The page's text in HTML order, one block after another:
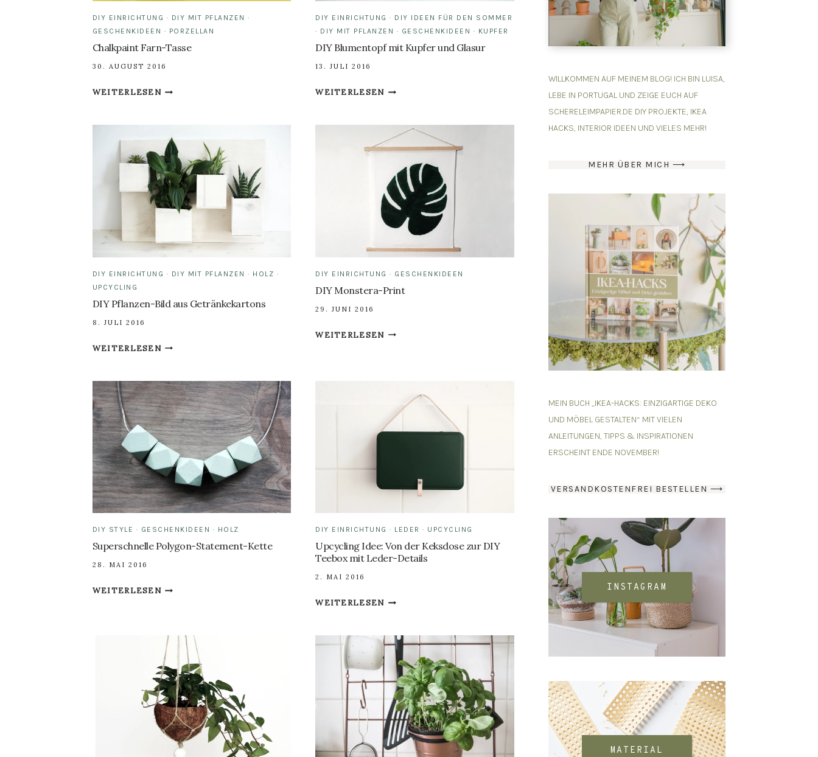
DIY EINRICHTUNG · DIY MIT PFLANZEN ·
GESCHENKIDEEN · PORZELLAN
Chalkpaint Farn-Tasse
30. AUGUST 2016
WEITERLESENCHALKPAINT
DIY EINRICHTUNG · DIY IDEEN FÜR DEN SOMMER
· DIY MIT PFLANZEN · GESCHENKIDEEN · KUPFER
DIY Blumentopf mit Kupfer und Glasur
13. JULI 2016
WEITERLESENDIY
KUPFER
UND
GLASUR
DIY EINRICHTUNG · DIY MIT PFLANZEN · HOLZ ·
UPCYCLING
DIY Pflanzen-Bild aus Getränkekartons
8. JULI 2016
WEITERLESENDIY
AUS
GETRÄNKEKARTONS
DIY EINRICHTUNG · GESCHENKIDEEN
DIY Monstera-Print
29. JUNI 2016
WEITERLESENDIY
DIY STYLE · GESCHENKIDEEN · HOLZ
Superschnelle Polygon-Statement-Kette
28. MAI 2016
WEITERLESENSUPERSCHNELLE
DIY EINRICHTUNG · LEDER · UPCYCLING
Upcycling Idee: Von der Keksdose zur DIY
Teebox mit Leder-Details
2. MAI 2016
WEITERLESENUPCYCLING
DER
KEKSDOSE
ZUR
DIY
TEEBOX
MIT
LEDER-
DETAILS
WILLKOMMEN AUF MEINEM BLOG! ICH BIN LUISA,
LEBE IN PORTUGAL UND ZEIGE EUCH AUF
SCHERELEIMPAPIER.DE DIY PROJEKTE, IKEA
HACKS, INTERIOR IDEEN UND VIELES MEHR!
MEHR ÜBER MICH ⟶
MEIN BUCH „IKEA-HACKS: EINZIGARTIGE DEKO
UND MÖBEL GESTALTEN“ MIT VIELEN
ANLEITUNGEN, TIPPS & INSPIRATIONEN
ERSCHEINT ENDE NOVEMBER!
VERSANDKOSTENFREI BESTELLEN ⟶
INSTAGRAM
MATERIAL